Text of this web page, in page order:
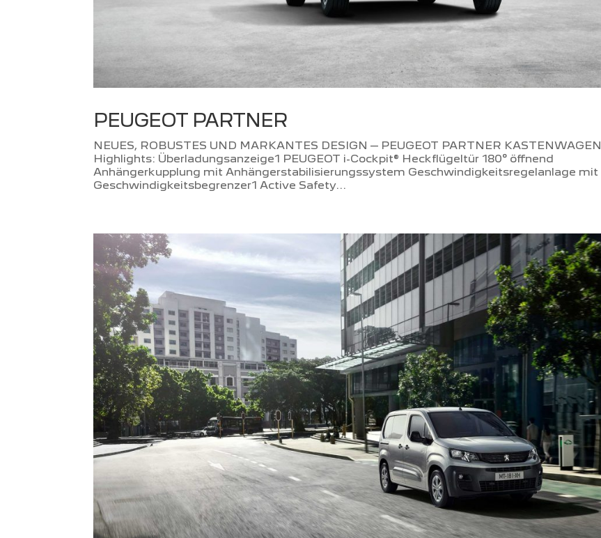
PEUGEOT PARTNER
NEUES, ROBUSTES UND MARKANTES DESIGN – PEUGEOT PARTNER KASTENWAGEN
Highlights: Überladungsanzeige1 PEUGEOT i-Cockpit® Heckflügeltür 180° öffnend
Anhängerkupplung mit Anhängerstabilisierungssystem Geschwindigkeitsregelanlage mit
Geschwindigkeitsbegrenzer1 Active Safety...